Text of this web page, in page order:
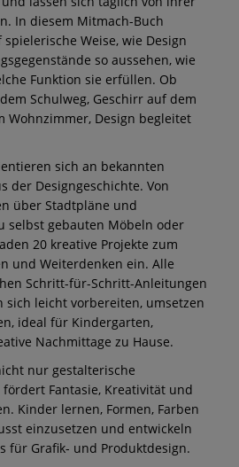
In diesem Mitmach-Buch
Weise, wie Design
so aussehen, wie
Funktion sie erfüllen. Ob
Schulweg, Geschirr auf dem
Wohnzimmer, Design begleitet
sich an bekannten
der Designgeschichte. Von
über Stadtpläne und
selbst gebauten Möbeln oder
20 kreative Projekte zum
und Weiterdenken ein. Alle
Schritt-für-Schritt-Anleitungen
sich leicht vorbereiten, umsetzen
ideal für Kindergarten,
Nachmittage zu Hause.
nur gestalterische
Fantasie, Kreativität und
Kinder lernen, Formen, Farben
einzusetzen und entwickeln
für Grafik- und Produktdesign.